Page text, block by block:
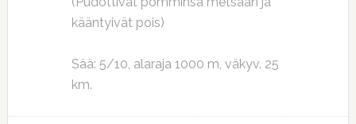
kääntyivät pois)
Sää: 5/10, alaraja 1000 m, väkyv. 25
km.